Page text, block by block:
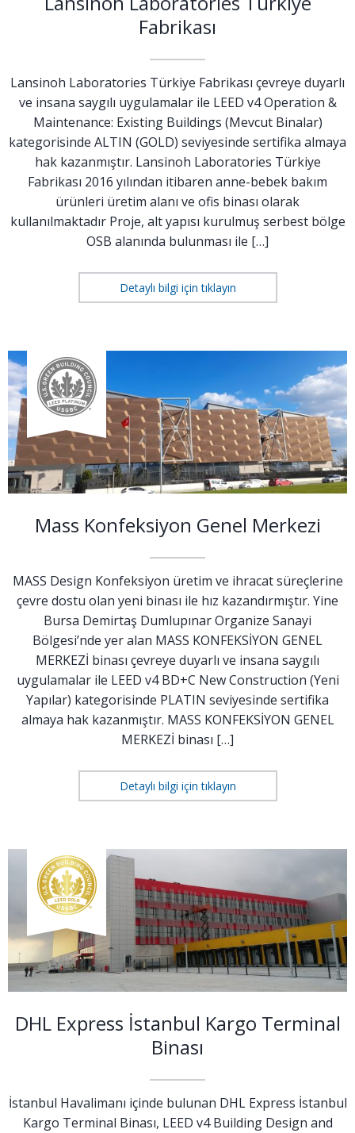
Fabrikası
Lansinoh Laboratories Türkiye Fabrikası çevreye duyarlı
ve insana saygılı uygulamalar ile LEED v4 Operation &
Maintenance: Existing Buildings (Mevcut Binalar)
kategorisinde ALTIN (GOLD) seviyesinde sertifika almaya
hak kazanmıştır. Lansinoh Laboratories Türkiye
Fabrikası 2016 yılından itibaren anne-bebek bakım
ürünleri üretim alanı ve ofis binası olarak
kullanılmaktadır Proje, alt yapısı kurulmuş serbest bölge
OSB alanında bulunması ile […]
Detaylı bilgi için tıklayın
Mass Konfeksiyon Genel Merkezi
MASS Design Konfeksiyon üretim ve ihracat süreçlerine
çevre dostu olan yeni binası ile hız kazandırmıştır. Yine
Bursa Demirtaş Dumlupınar Organize Sanayi
Bölgesi’nde yer alan MASS KONFEKSİYON GENEL
MERKEZİ binası çevreye duyarlı ve insana saygılı
uygulamalar ile LEED v4 BD+C New Construction (Yeni
Yapılar) kategorisinde PLATIN seviyesinde sertifika
almaya hak kazanmıştır. MASS KONFEKSİYON GENEL
MERKEZİ binası […]
Detaylı bilgi için tıklayın
DHL Express İstanbul Kargo Terminal
Binası
İstanbul Havalimanı içinde bulunan DHL Express İstanbul
Kargo Terminal Binası, LEED v4 Building Design and